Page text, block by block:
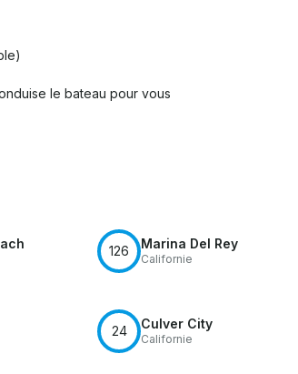
traces de pas) sur le rembourrage, sinon des
en de manière responsable et passez un
126 Marina Del Rey
Californie
24 Culver City
Californie